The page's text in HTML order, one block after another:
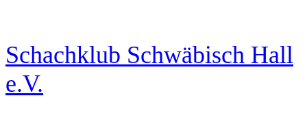
Schachklub Schwäbisch Hall
e.V.